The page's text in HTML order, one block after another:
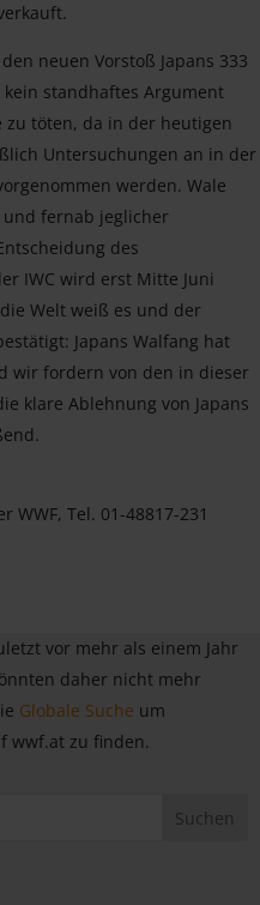
neuen Vorstoß Japans 333
kein standhaftes Argument
zu töten, da in der heutigen
Untersuchungen an in der
werden. Wale
fernab jeglicher
des
IWC wird erst Mitte Juni
Welt weiß es und der
Japans Walfang hat
wir fordern von den in dieser
klare Ablehnung von Japans
WWF, Tel. 01-48817-231
vor mehr als einem Jahr
daher nicht mehr
Globale Suche um
wwf.at zu finden.